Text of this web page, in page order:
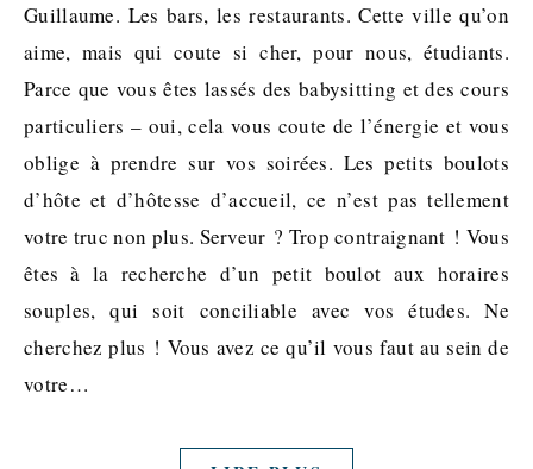
Guillaume. Les bars, les restaurants. Cette ville qu’on
aime, mais qui coute si cher, pour nous, étudiants.
Parce que vous êtes lassés des babysitting et des cours
particuliers – oui, cela vous coute de l’énergie et vous
oblige à prendre sur vos soirées. Les petits boulots
d’hôte et d’hôtesse d’accueil, ce n’est pas tellement
votre truc non plus. Serveur ? Trop contraignant ! Vous
êtes à la recherche d’un petit boulot aux horaires
souples, qui soit conciliable avec vos études. Ne
cherchez plus ! Vous avez ce qu’il vous faut au sein de
votre…